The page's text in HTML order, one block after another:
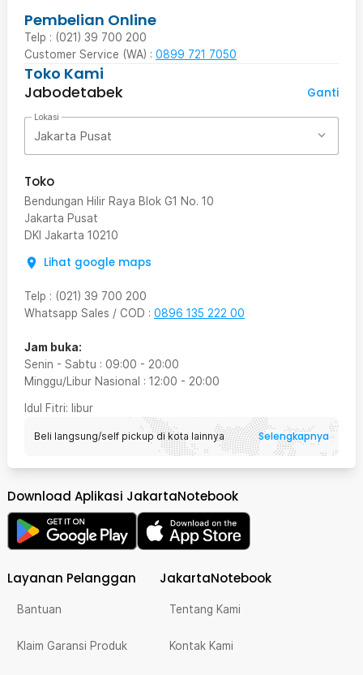
Pembelian Online
Telp : (021) 39 700 200
Customer Service (WA) : 0899 721 7050
Toko Kami
Jabodetabek
Ganti
Lokasi
Jakarta Pusat
Toko
Bendungan Hilir Raya Blok G1 No. 10
Jakarta Pusat
DKI Jakarta 10210
Lihat google maps
Telp : (021) 39 700 200
Whatsapp Sales / COD : 0896 135 222 00
Jam buka:
Senin - Sabtu : 09:00 - 20:00
Minggu/Libur Nasional : 12:00 - 20:00
Idul Fitri: libur
Beli langsung/self pickup di kota lainnya Selengkapnya
Download Aplikasi JakartaNotebook
Layanan Pelanggan
Bantuan
Klaim Garansi Produk
JakartaNotebook
Tentang Kami
Kontak Kami